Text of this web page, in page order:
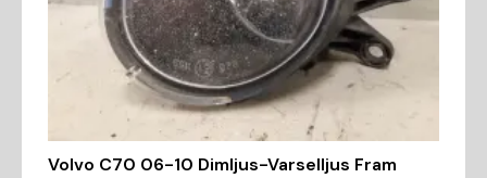
Volvo C70 06-10 Dimljus-Varselljus Fram